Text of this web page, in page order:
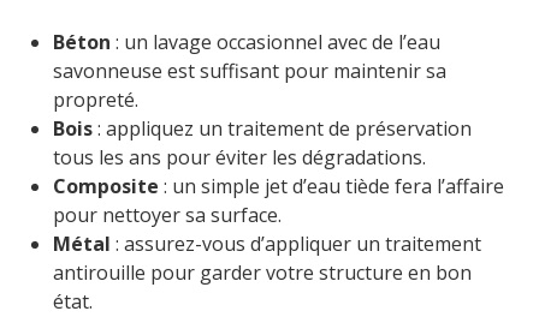
Béton : un lavage occasionnel avec de l’eau
savonneuse est suffisant pour maintenir sa
propreté.
Bois: appliquez un traitement de préservation
tous les ans pour éviter les dégradations.
Composite : un simple jet d’eau tiède fera l’affaire
pour nettoyer sa surface.
Métal : assurez-vous d’appliquer un traitement
antirouille pour garder votre structure en bon
état.